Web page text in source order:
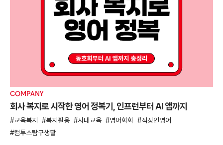
COMPANY
회사 복지로 시작한 영어 정복기, 인프런부터 AI 앱까지
교육복지 복지활용 사내교육 영어회화
직장인영어
컴투스탐구생활